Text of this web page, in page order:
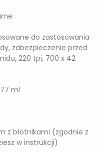
do zastosowania
zabezpieczenie przed
220 tpi, 700 x 42
ml
z błotnikami (zgodnie z
w instrukcji)